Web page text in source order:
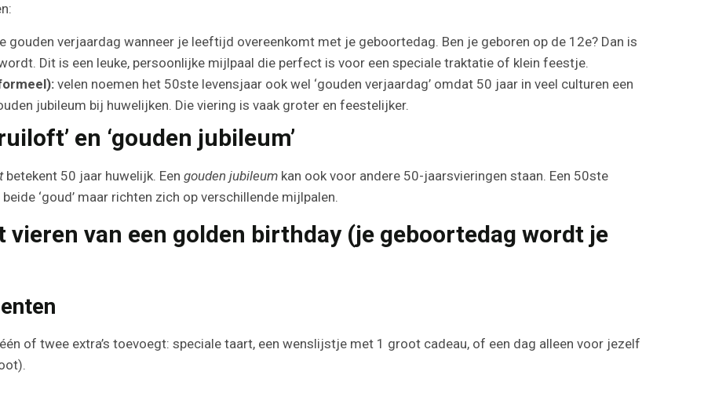
gouden verjaardag wanneer je leeftijd overeenkomt met je geboortedag. Ben je geboren op de 12e? Dan is
Dit is een leuke, persoonlijke mijlpaal die perfect is voor een speciale traktatie of klein feestje.
velen noemen het 50ste levensjaar ook wel ‘gouden verjaardag’ omdat 50 jaar in veel culturen een
jubileum bij huwelijken. Die viering is vaak groter en feestelijker.
en ‘gouden jubileum’
betekent 50 jaar huwelijk. Een gouden jubileum kan ook voor andere 50-jaarsvieringen staan. Een 50ste
‘goud’ maar richten zich op verschillende mijlpalen.
van een golden birthday (je geboortedag wordt je
of twee extra’s toevoegt: speciale taart, een wenslijstje met 1 groot cadeau, of een dag alleen voor jezelf